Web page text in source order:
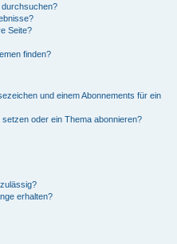
Seite?
finden?
und einem Abonnements für ein
oder ein Thema abonnieren?
erhalten?